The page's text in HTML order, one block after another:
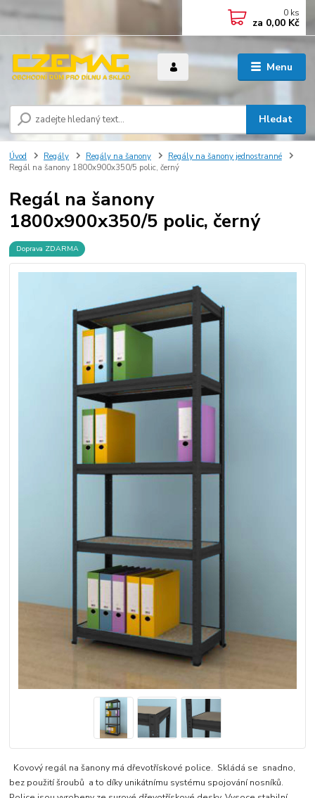
Menu
Hledat
0 ks
za 0,00 Kč
Úvod Regály Regály na šanony
Regály na šanony jednostranné
Regál na šanony 1800x900x350/5 polic, černý
Regál na šanony
1800x900x350/5 polic, černý
Doprava ZDARMA
Kovový regál na šanony má dřevotřískové police. Skládá se snadno,
bez použití šroubů a to díky unikátnímu systému spojování nosníků.